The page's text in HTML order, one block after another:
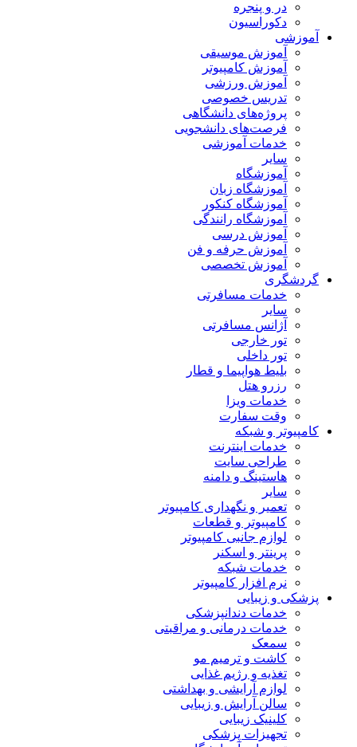
در و پنجره
دکوراسیون
آموزشی
آموزش موسیقی
آموزش کامپیوتر
آموزش ورزشی
تدریس خصوصی
پروژه‌های دانشگاهی
فرصت‌های دانشجویی
خدمات آموزشی
سایر
آموزشگاه
آموزشگاه زبان
آموزشگاه کنکور
آموزشگاه رانندگی
آموزش درسی
آموزش حرفه و فن
آموزش تخصصی
گردشگری
خدمات مسافرتی
سایر
آژانس مسافرتی
تور خارجی
تور داخلی
بلیط هواپیما و قطار
رزرو هتل
خدمات ویزا
وقت سفارت
کامپیوتر و شبکه
خدمات اینترنت
طراحی سایت
هاستینگ و دامنه
سایر
تعمیر و نگهداری کامپیوتر
کامپیوتر و قطعات
لوازم جانبی کامپیوتر
پرینتر و اسکنر
خدمات شبکه
نرم افزار کامپیوتر
پزشکی و زیبایی
خدمات دندانپزشکی
خدمات درمانی و مراقبتی
سمعک
کاشت و ترمیم مو
تغذیه و رژیم غذایی
لوازم آرایشی و بهداشتی
سالن آرایش و زیبایی
کلینیک زیبایی
تجهیزات پزشکی